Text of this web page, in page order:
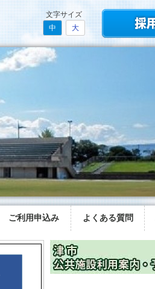
文字サイズ
中
大
ご利用申込み よくある質問